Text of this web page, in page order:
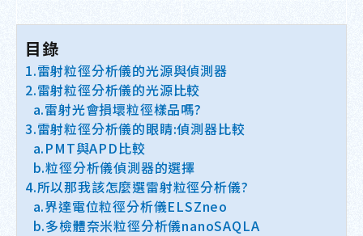
目錄
1.雷射粒徑分析儀的光源與偵測器
2.雷射粒徑分析儀的光源比較
a.雷射光會損壞粒徑樣品嗎?
3.雷射粒徑分析儀的眼睛:偵測器比較
a.PMT與APD比較
b.粒徑分析儀偵測器的選擇
4.所以那我該怎麼選雷射粒徑分析儀?
a.界達電位粒徑分析儀ELSZneo
b.多檢體奈米粒徑分析儀nanoSAQLA